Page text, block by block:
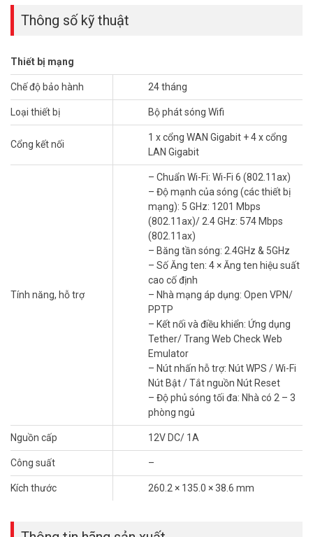
WiFi 6 Tốc Độ Siêu Nhanh
Truyền phim HD trong 10 giây. 1024-QAM của WiFi 6 cải thiện 25%
hiệu quả mã hóa trong khi tốc độ ký hiệu được cải thiện sẽ tăng tốc
độ dữ liệu lên 11%. Tận hưởng băng thông rộng hơn trong khi
Kết Nối Nhiều Hơn, Duy Trì Tốc Độ Cao
Archer AX23 giúp bạn tận hưởng chơi game
mượt mà, phát trực tuyến video và nguồn cấp dữ liệu trực tiếp cùng
một lúc. OFDMA tăng cường sức mạnh cho WiFi của bạn bằng cách
cho phép nhiều máy khách chia sẻ một băng tần cùng một lúc,
Vùng Phủ Sóng WiFi Xuyên Suốt Nhà Bạn
4 ăng-ten ngoài hiệu suất cao, tăng cường tín hiệu WiFi trong toàn
bộ ngôi nhà của bạn. Công nghệ Beamforming phát hiện các thiết
bị và tập trung cường độ tín hiệu không dây về phía chúng, đặc biệt
Thông số kỹ thuật
Thiết bị mạng
Chế độ bảo hành 24 tháng
Loại thiết bị Bộ phát sóng Wifi
Cổng kết nối
1 x cổng WAN Gigabit + 4 x cổng
LAN Gigabit
Tính năng, hỗ trợ
– Chuẩn Wi-Fi: Wi-Fi 6 (802.11ax)
– Độ mạnh của sóng (các thiết bị
mạng): 5 GHz: 1201 Mbps
(802.11ax)/ 2.4 GHz: 574 Mbps
(802.11ax)
– Băng tần sóng: 2.4GHz & 5GHz
– Số Ăng ten: 4 × Ăng ten hiệu suất
cao cố định
– Nhà mạng áp dụng: Open VPN/
PPTP
– Kết nối và điều khiển: Ứng dụng
Tether/ Trang Web Check Web
Emulator
– Nút nhấn hỗ trợ: Nút WPS / Wi-Fi
Nút Bật / Tắt nguồn Nút Reset
– Độ phủ sóng tối đa: Nhà có 2 – 3
phòng ngủ
Nguồn cấp 12V DC/ 1A
Công suất –
Kích thước 260.2 × 135.0 × 38.6 mm